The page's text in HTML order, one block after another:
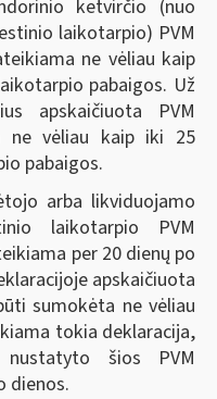
ketvirčio (nuo
laikotarpio) PVM
ne vėliau kaip
pabaigos. Už
apskaičiuota PVM
ne vėliau kaip iki 25
pabaigos.
arba likviduojamo
laikotarpio PVM
per 20 dienų po
apskaičiuota
sumokėta ne vėliau
tokia deklaracija,
šios PVM
dienos.